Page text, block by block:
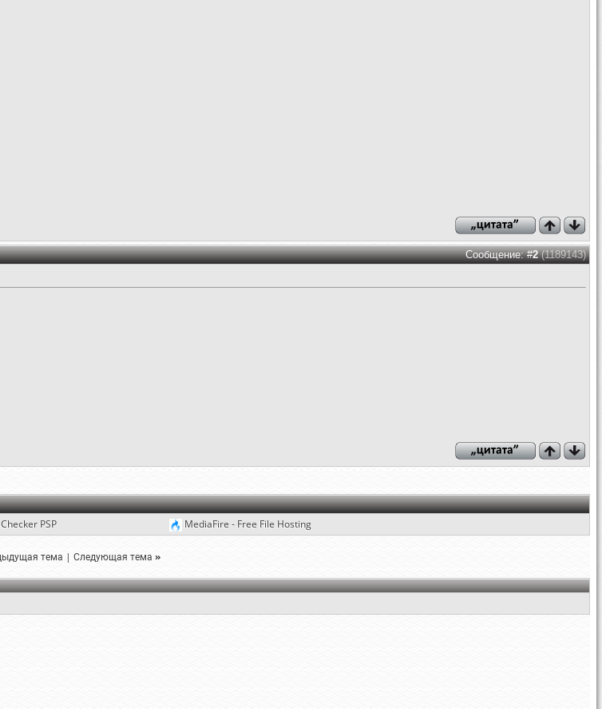
Сообщение: #2(1189143)
PSP MediaFire - Free File Hosting
тема | Следующая тема »